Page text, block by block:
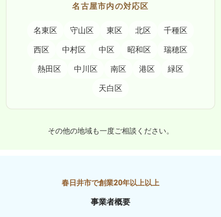
名古屋市内の対応区
名東区 守山区 東区 北区 千種区
西区 中村区 中区 昭和区 瑞穂区
熱田区 中川区 南区 港区 緑区
天白区
その他の地域も一度ご相談ください。
事業者概要